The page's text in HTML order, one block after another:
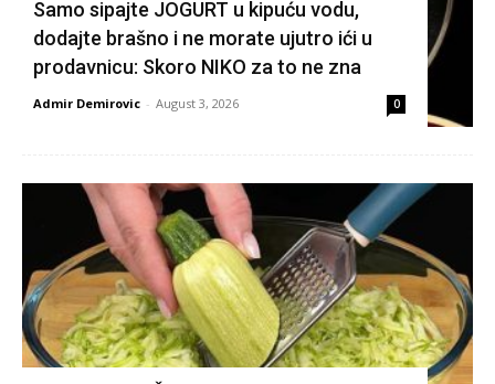
Samo sipajte JOGURT u kipuću vodu,
dodajte brašno i ne morate ujutro ići u
prodavnicu: Skoro NIKO za to ne zna
Admir Demirovic - August 3, 2026 0